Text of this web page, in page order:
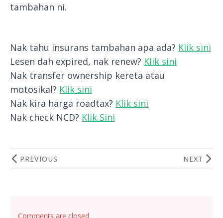
tambahan ni.
Nak tahu insurans tambahan apa ada? Klik sini
Lesen dah expired, nak renew? Klik sini
Nak transfer ownership kereta atau
motosikal? Klik sini
Nak kira harga roadtax? Klik sini
Nak check NCD? Klik Sini
PREVIOUS NEXT
Comments are closed